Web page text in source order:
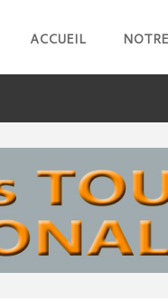
ACCUEIL